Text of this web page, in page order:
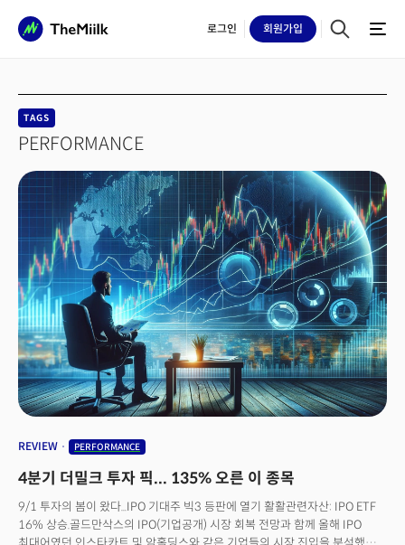
로그인 회원가입
TAGS
PERFORMANCE
REVIEW PERFORMANCE
4분기 더밀크 투자 픽... 135% 오른 이 종목
9/1 투자의 봄이 왔다...IPO 기대주 빅3 등판에 열기 활활관련자산: IPO ETF
16% 상승.골드만삭스의 IPO(기업공개) 시장 회복 전망과 함께 올해 IPO